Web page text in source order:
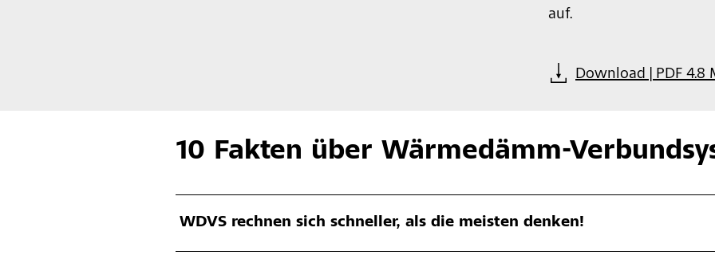
auf.
Download | PDF 4.8
10 Fakten über Wärmedämm-
WDVS rechnen sich schneller, als die meisten denken!